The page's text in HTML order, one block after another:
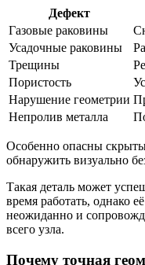
Дефект
Газовые раковины
Усадочные раковины
Трещины
Пористость
Нарушение геометрии
Непролив металла
Особенно опасны
обнаружить визуально
Такая деталь может
время работать, однако
неожиданно и
всего узла.
Почему точная